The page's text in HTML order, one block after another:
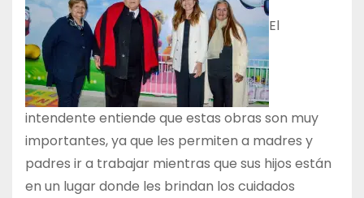
El
intendente entiende que estas obras son muy
importantes, ya que les permiten a madres y
padres ir a trabajar mientras que sus hijos están
en un lugar donde les brindan los cuidados